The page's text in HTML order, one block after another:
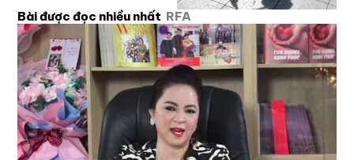
Bài được đọc nhiều nhất RFA